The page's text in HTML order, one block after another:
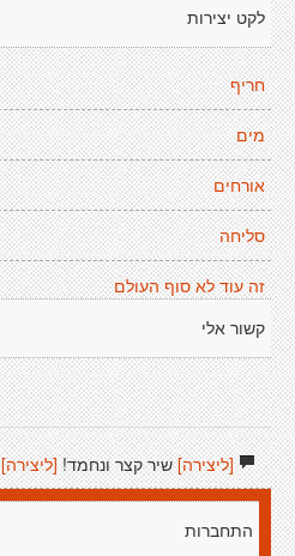
לקט יצירות
חריף
מים
אורחים
סליחה
זה עוד לא סוף העולם
קשור אלי
[ליצירה]שיר קצר ונחמד![ליצירה]
התחברות